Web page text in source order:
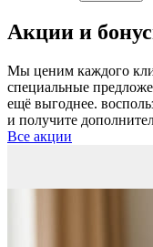
Акции и
Мы ценим каждого
специальные
ещё выгоднее.
и получите
Все акции